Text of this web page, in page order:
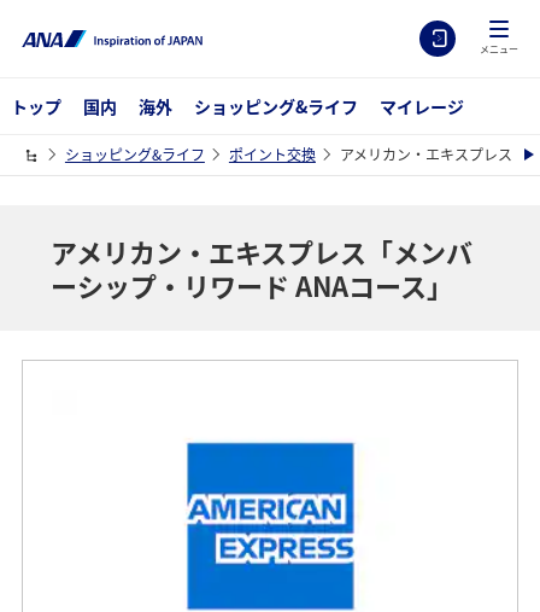
メニュー
トップ 国内 海外 ショッピング&ライフ マイレージ
ショッピング&ライフ ポイント交換 アメリカン・エキスプレス「
アメリカン・エキスプレス「メンバ
ーシップ・リワード ANAコース」